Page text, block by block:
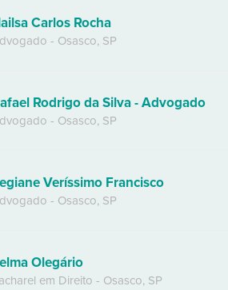
Carlos Rocha
- Osasco, SP
Rodrigo da Silva - Advogado
- Osasco, SP
Veríssimo Francisco
- Osasco, SP
Olegário
em Direito - Osasco, SP